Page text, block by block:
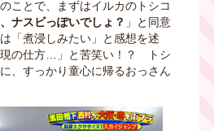
ことで、まずはイルカのトシコ
ナスビっぽいでしょ？ 」と同意
「煮浸しみたい」と感想を述
現の仕方…」と苦笑い！？ トシ
、すっかり童心に帰るおっさん